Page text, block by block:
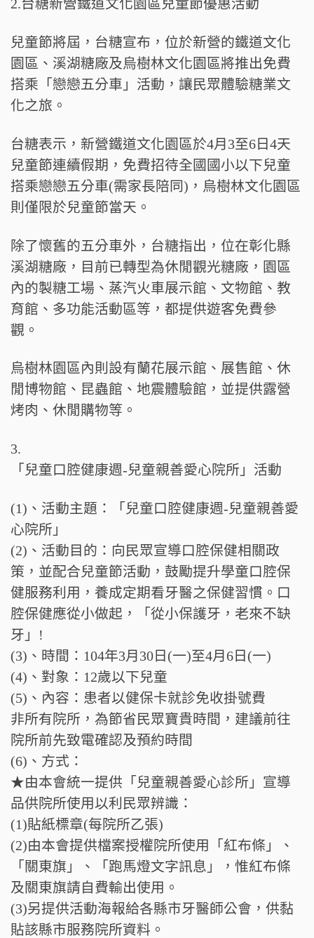
2.台糖新營鐵道文化園區兒童節優惠活動
兒童節將屆，台糖宣布，位於新營的鐵道文化
園區、溪湖糖廠及烏樹林文化園區將推出免費
搭乘「戀戀五分車」活動，讓民眾體驗糖業文
化之旅。
台糖表示，新營鐵道文化園區於4月3至6日4天
兒童節連續假期，免費招待全國國小以下兒童
搭乘戀戀五分車(需家長陪同)，烏樹林文化園區
則僅限於兒童節當天。
除了懷舊的五分車外，台糖指出，位在彰化縣
溪湖糖廠，目前已轉型為休閒觀光糖廠，園區
內的製糖工場、蒸汽火車展示館、文物館、教
育館、多功能活動區等，都提供遊客免費參
觀。
烏樹林園區內則設有蘭花展示館、展售館、休
閒博物館、昆蟲館、地震體驗館，並提供露營
烤肉、休閒購物等。
3.
「兒童口腔健康週-兒童親善愛心院所」活動
(1)、活動主題：「兒童口腔健康週-兒童親善愛
心院所」
(2)、活動目的：向民眾宣導口腔保健相關政
策，並配合兒童節活動，鼓勵提升學童口腔保
健服務利用，養成定期看牙醫之保健習慣。口
腔保健應從小做起，「從小保護牙，老來不缺
牙」!
(3)、時間：104年3月30日(一)至4月6日(一)
(4)、對象：12歲以下兒童
(5)、內容：患者以健保卡就診免收掛號費
非所有院所，為節省民眾寶貴時間，建議前往
院所前先致電確認及預約時間
(6)、方式：
★由本會統一提供「兒童親善愛心診所」宣導
品供院所使用以利民眾辨識：
(1)貼紙標章(每院所乙張)
(2)由本會提供檔案授權院所使用「紅布條」、
「關東旗」、「跑馬燈文字訊息」，惟紅布條
及關東旗請自費輸出使用。
(3)另提供活動海報給各縣市牙醫師公會，供黏
貼該縣市服務院所資料。